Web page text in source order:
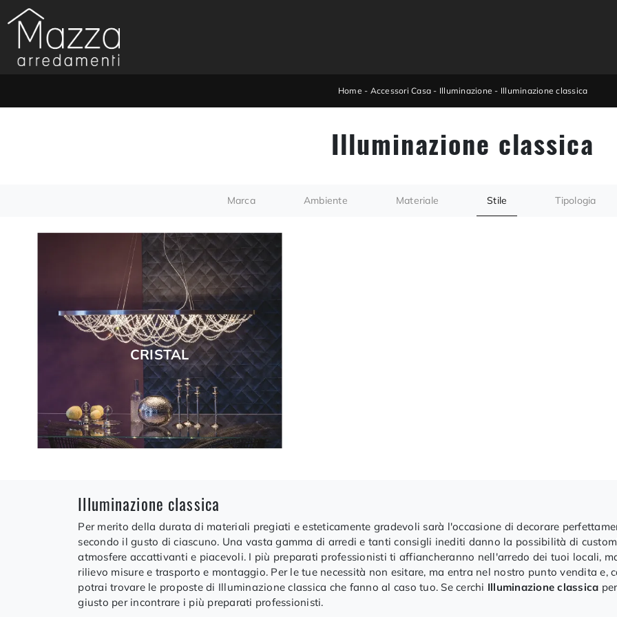
Home - Accessori Casa - Illuminazione - Illuminazione classica
Illuminazione classica
Marca Ambiente Materiale Stile Tipologia
CRISTAL
Illuminazione classica
Per merito della durata di materiali pregiati e esteticamente gradevoli sarà l'occasione di decorare
secondo il gusto di ciascuno. Una vasta gamma di arredi e tanti consigli inediti danno la possibilità di
atmosfere accattivanti e piacevoli. I più preparati professionisti ti affiancheranno nell'arredo dei tuoi locali,
rilievo misure e trasporto e montaggio. Per le tue necessità non esitare, ma entra nel nostro punto vendita
potrai trovare le proposte di Illuminazione classica che fanno al caso tuo. Se cerchi Illuminazione classica
giusto per incontrare i più preparati professionisti.